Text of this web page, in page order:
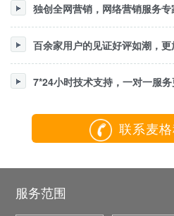
独创全网营销，网络营销服务专
百余家用户的见证好评如潮，
7*24小时技术支持，一对一服
联系麦
服务范围